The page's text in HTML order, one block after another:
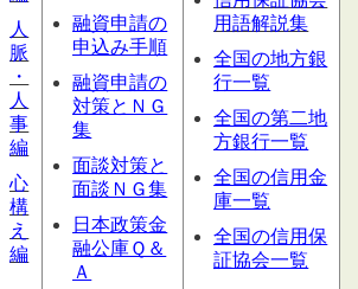
人
脈
・
人
事
編
心
構
え
編
融資申請の
申込み手順
融資申請の
対策とＮＧ
集
面談対策と
面談ＮＧ集
日本政策金
融公庫Ｑ＆
Ａ
用語解説集
全国の地方銀
行一覧
全国の第二地
方銀行一覧
全国の信用金
庫一覧
全国の信用保
証協会一覧